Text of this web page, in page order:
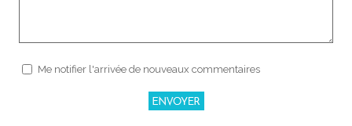
Me notifier l'arrivée de nouveaux commentaires